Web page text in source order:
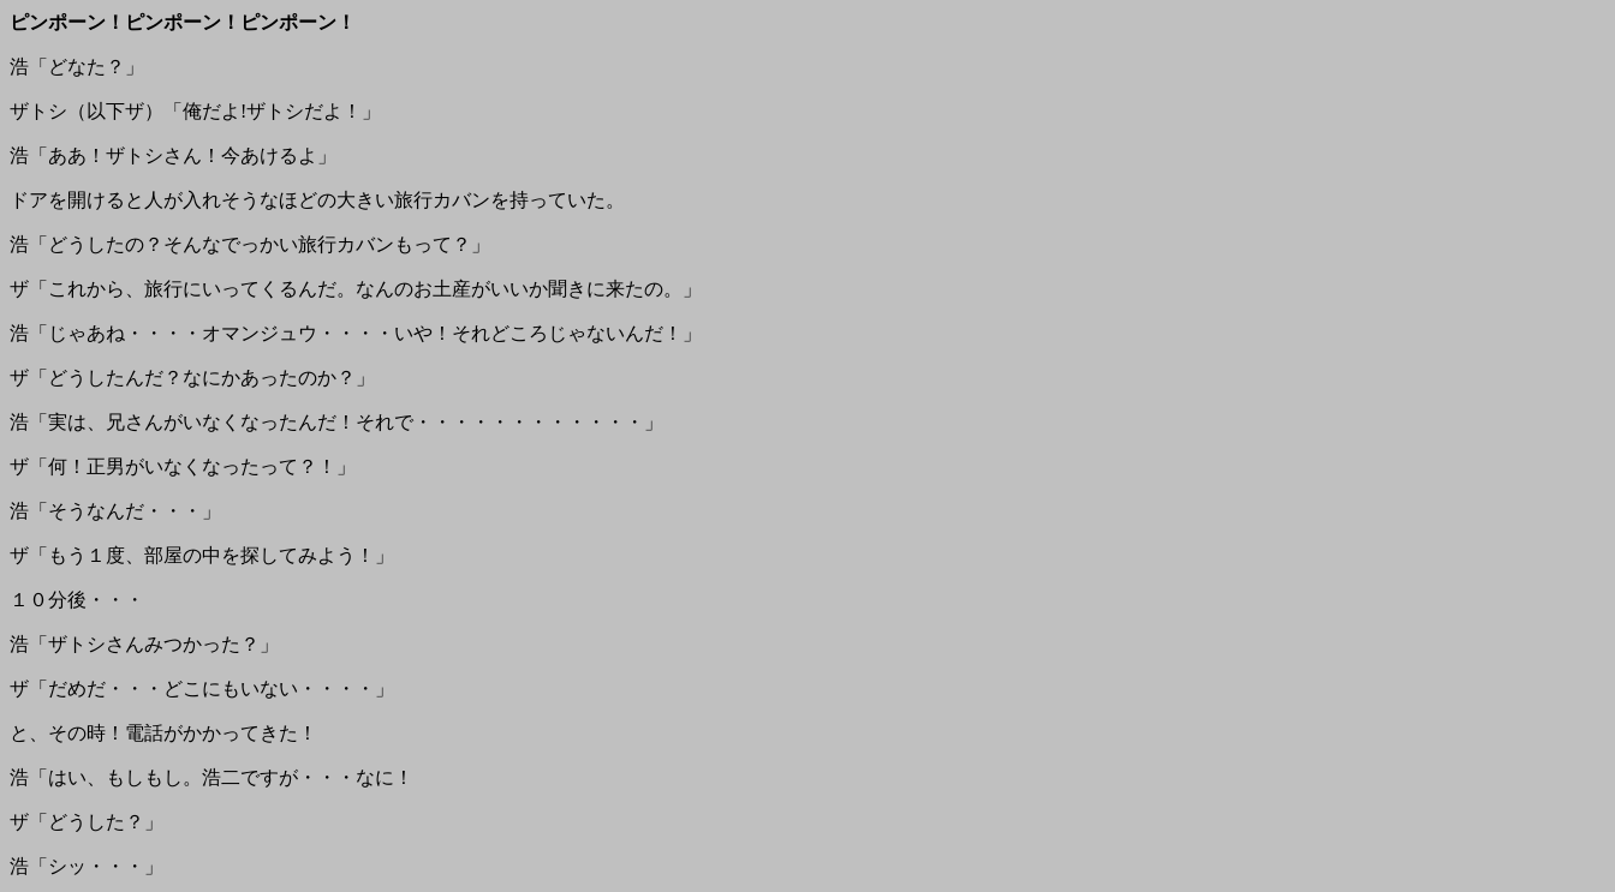
ピンポーン！ピンポーン！ピンポーン！
浩「どなた？」
ザトシ（以下ザ）「俺だよ!ザトシだよ！」
浩「ああ！ザトシさん！今あけるよ」
ドアを開けると人が入れそうなほどの大きい旅行カバンを持っていた。
浩「どうしたの？そんなでっかい旅行カバンもって？」
ザ「これから、旅行にいってくるんだ。なんのお土産がいいか聞きに来たの。」
浩「じゃあね・・・・オマンジュウ・・・・いや！それどころじゃないんだ！」
ザ「どうしたんだ？なにかあったのか？」
浩「実は、兄さんがいなくなったんだ！それで・・・・・・・・・・・・」
ザ「何！正男がいなくなったって？！」
浩「そうなんだ・・・」
ザ「もう１度、部屋の中を探してみよう！」
１０分後・・・
浩「ザトシさんみつかった？」
ザ「だめだ・・・どこにもいない・・・・」
と、その時！電話がかかってきた！
浩「はい、もしもし。浩二ですが・・・なに！
ザ「どうした？」
浩「シッ・・・」